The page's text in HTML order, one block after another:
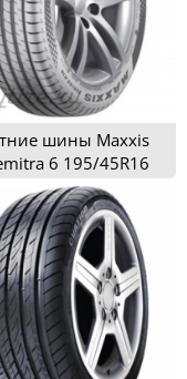
шины Maxxis
6 195/45R16